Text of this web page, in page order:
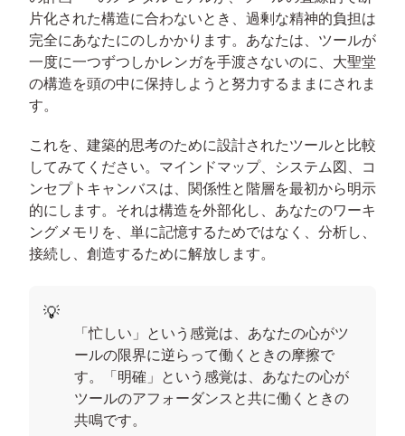
片化された構造に合わないとき、過剰な精神的負担は
完全にあなたにのしかかります。あなたは、ツールが
一度に一つずつしかレンガを手渡さないのに、大聖堂
の構造を頭の中に保持しようと努力するままにされま
す。
これを、建築的思考のために設計されたツールと比較
してみてください。マインドマップ、システム図、コ
ンセプトキャンバスは、関係性と階層を最初から明示
的にします。それは構造を外部化し、あなたのワーキ
ングメモリを、単に記憶するためではなく、分析し、
接続し、創造するために解放します。
「忙しい」という感覚は、あなたの心がツ
ールの限界に逆らって働くときの摩擦で
す。「明確」という感覚は、あなたの心が
ツールのアフォーダンスと共に働くときの
共鳴です。